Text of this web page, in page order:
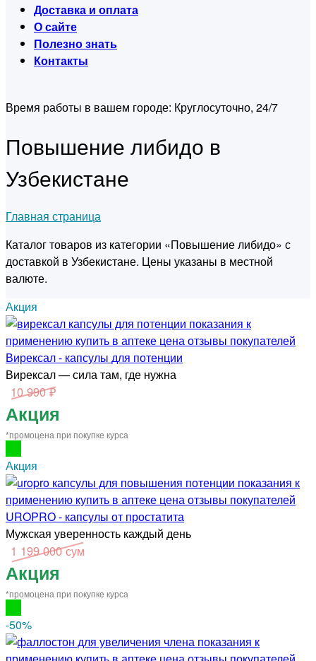
Доставка и оплата
О сайте
Полезно знать
Контакты
Время работы в вашем городе: Круглосуточно, 24/7
Повышение либидо в
Узбекистане
Главная страница
Каталог товаров из категории «Повышение либидо» с
доставкой в Узбекистане. Цены указаны в местной
валюте.
Акция
Вирексал - капсулы для потенции
Вирексал — сила там, где нужна
10 990 ₽
Акция
*промоцена при покупке курса
Акция
UROPRO - капсулы от простатита
Мужская уверенность каждый день
1 199 000 сум
Акция
*промоцена при покупке курса
-50%